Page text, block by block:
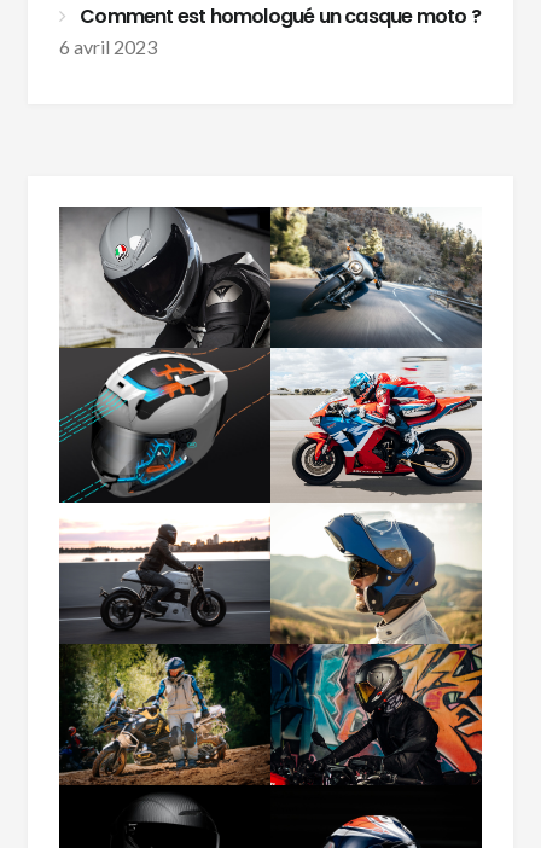
Comment est homologué un casque moto ?
6 avril 2023